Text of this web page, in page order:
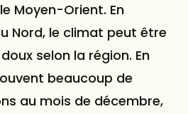
Moyen-Orient. En
Nord, le climat peut être
selon la région. En
beaucoup de
au mois de décembre,